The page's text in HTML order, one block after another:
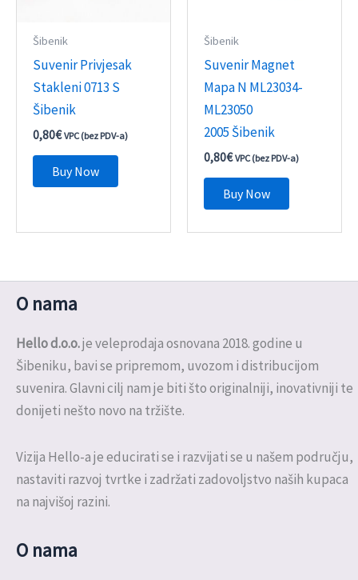
Šibenik
Suvenir Privjesak
Stakleni 0713 S
Šibenik
0,80€ VPC (bez PDV-a)
Buy Now
Šibenik
Suvenir Magnet
Mapa N ML23034-
ML23050
2005 Šibenik
0,80€ VPC (bez PDV-a)
Buy Now
O nama
Hello d.o.o.je veleprodaja osnovana 2018. godine u
Šibeniku, bavi se pripremom, uvozom i distribucijom
suvenira. Glavni cilj nam je biti što originalniji, inovativniji te
donijeti nešto novo na tržište.
Vizija Hello-a je educirati se i razvijati se u našem području,
nastaviti razvoj tvrtke i zadržati zadovoljstvo naših kupaca
na najvišoj razini.
O nama